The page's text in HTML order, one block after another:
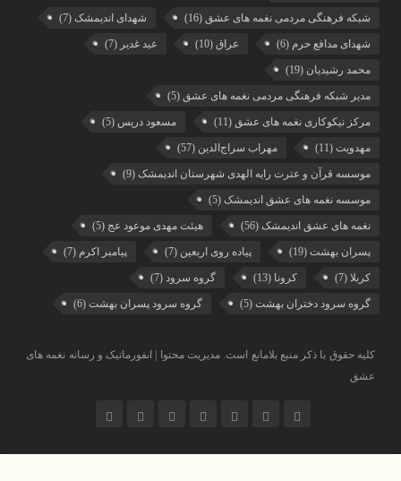
شبکه فرهنگی مردمی نغمه های عشق (16) شهدای اندیمشک (7)
شهدای مدافع حرم (6) عراق (10) عید غدیر (7)
محمد رشیدیان (19)
مدیر شبکه فرهنگی مردمی نغمه های عشق (5)
مرکز نیکوکاری نغمه های عشق (11) مسعود دریس (5)
مهدویت (11) مهراب سراج‌الدین (57)
موسسه قرآن و عترت رایه الهدی شهرستان اندیمشک (9)
موسسه نغمه های عشق اندیمشک (5)
نغمه های عشق اندیمشک (56) هیئت مهدی موعود عج (5)
پسران بهشت (19) پیاده روی اربعین (7) پیامبر اکرم (7)
کربلا (7) کرونا (13) گروه سرود (7)
گروه سرود دختران بهشت (5) گروه سرود پسران بهشت (6)
کلیه حقوق با ذکر منبع بلامانع است. مدیریت محتوا | انفورماتیک و رسانه نغمه های
عشق